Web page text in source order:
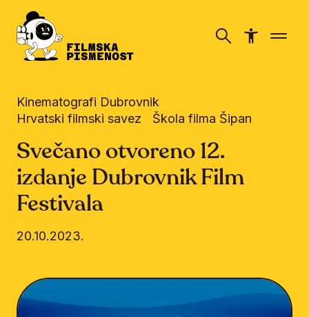
Kinematografi Dubrovnik
Hrvatski filmski savez
Škola filma Šipan
Svečano otvoreno 12.
izdanje Dubrovnik Film
Festivala
20.10.2023.